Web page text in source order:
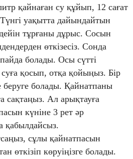
қайнаған су құйып, 12 сағат
уақытта дайындайтын
тұрғаны дұрыс. Сосын
өткізесіз. Сонда
болады. Осы сүтті
суға қосып, отқа қойыңыз. Бір
беруге болады. Қайнатпаны
сақтаңыз. Ал арықтауға
күніне 3 рет әр
қабылдайсыз.
сұлы қайнатпасын
өткізіп көруіңізге болады.